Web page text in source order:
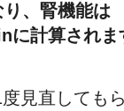
、腎機能は
に計算され
見直しても